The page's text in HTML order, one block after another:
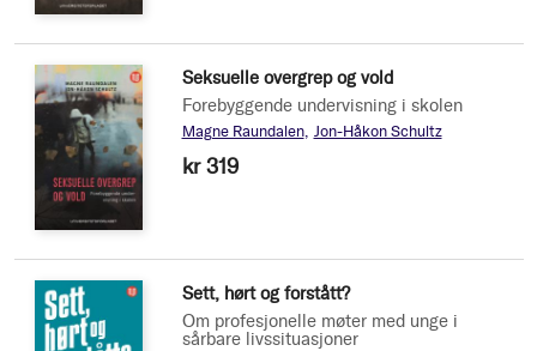
Seksuelle overgrep og vold
Forebyggende undervisning i skolen
Magne Raundalen Jon-Håkon Schultz
kr 319
Sett, hørt og forstått?
Om profesjonelle møter med unge i
sårbare livssituasjoner